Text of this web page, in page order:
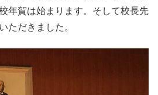
年賀は始まります。そして校長先
ただきました。